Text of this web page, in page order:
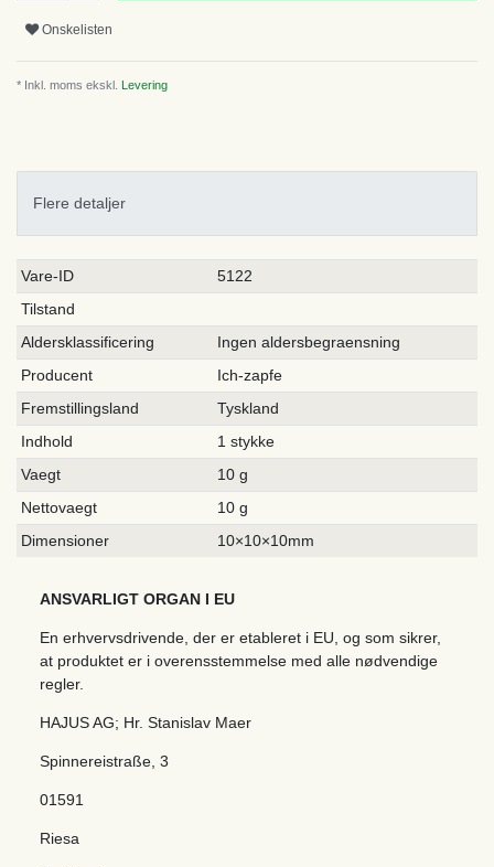
Onskelisten
* Inkl. moms ekskl. Levering
Flere detaljer
Ceres::Template.singleItemTechnicalDataAttribute
Ceres::Template.singleItemTechnicalDataValue
Vare-ID
5122
Tilstand
Aldersklassificering
Ingen aldersbegraensning
Producent
Ich-zapfe
Fremstillingsland
Tyskland
Indhold
1 stykke
Vaegt
10 g
Nettovaegt
10 g
Dimensioner
10×10×10mm
ANSVARLIGT ORGAN I EU
En erhvervsdrivende, der er etableret i EU, og som sikrer,
at produktet er i overensstemmelse med alle nødvendige
regler.
HAJUS AG; Hr. Stanislav Maer
Spinnereistraße 3
01591
Riesa